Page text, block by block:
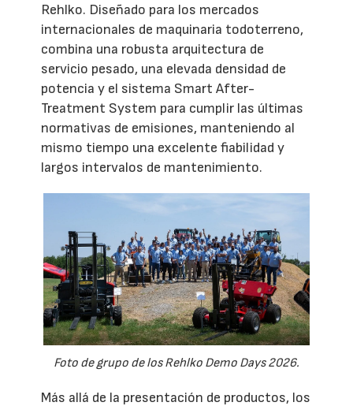
Rehlko. Diseñado para los mercados
internacionales de maquinaria todoterreno,
combina una robusta arquitectura de
servicio pesado, una elevada densidad de
potencia y el sistema Smart After-
Treatment System para cumplir las últimas
normativas de emisiones, manteniendo al
mismo tiempo una excelente fiabilidad y
largos intervalos de mantenimiento.
Foto de grupo de los Rehlko Demo Days 2026.
Más allá de la presentación de productos, los